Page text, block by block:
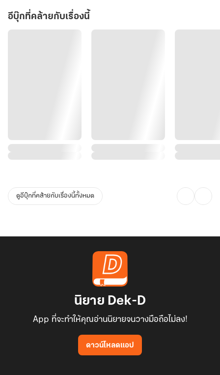
“กลัวเหรอ”
“คนอย่างพันภพไม่เคยกลัวอะไร”
“กลัวติดใจฉันไง”
อีบุ๊กที่คล้ายกับเรื่องนี้
ดูอีบุ๊กที่คล้ายกับเรื่องนี้ทั้งหมด
นิยาย Dek-D
App ที่จะทำให้คุณอ่านนิยายจนวางมือถือไม่ลง!
ดาวน์โหลดแอป